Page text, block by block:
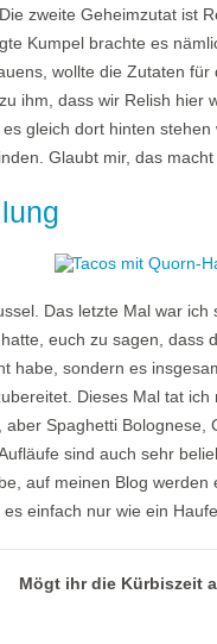
zweite Geheimzutat ist
Kumpel brachte es
wollte die Zutaten
ihm, dass wir Relish hier
gleich dort hinten
Glaubt mir, das
Das letzte Mal war
euch zu sagen, dass
habe, sondern es
Dieses Mal tat
Spaghetti
sind auch sehr
auf meinen Blog
einfach nur wie ein
Mögt ihr die Kürbiszeit